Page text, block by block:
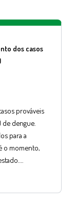
dos casos
prováveis
dengue.
para a
o momento,